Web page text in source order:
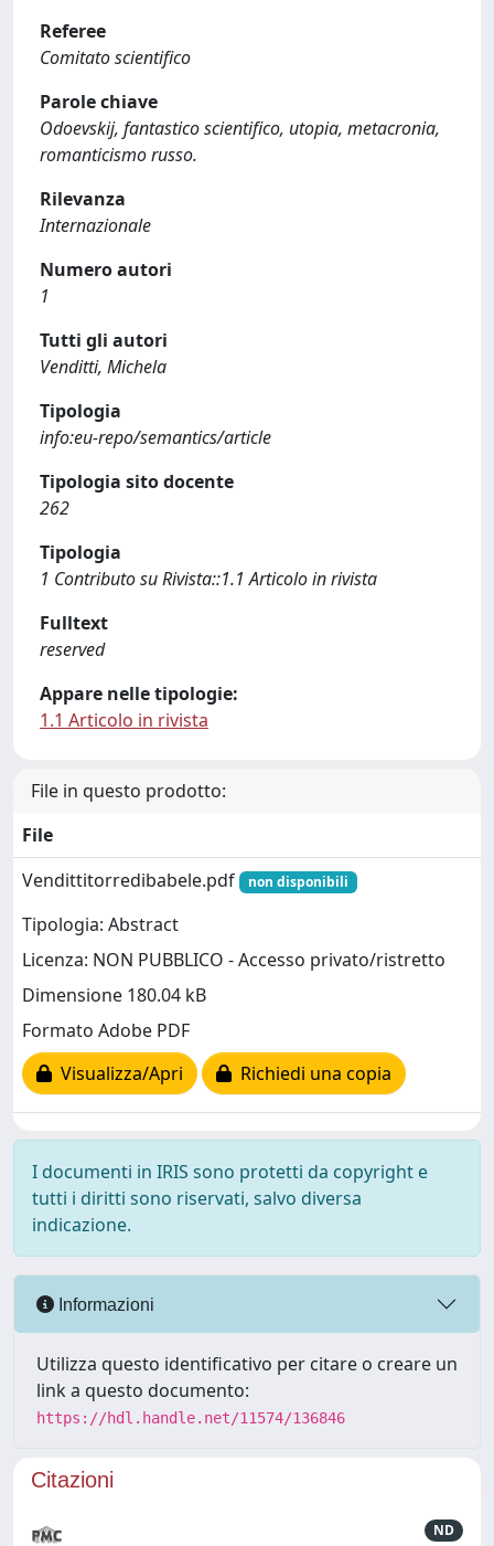
Referee
Comitato scientifico
Parole chiave
Odoevskij, fantastico scientifico, utopia, metacronia,
romanticismo russo.
Rilevanza
Internazionale
Numero autori
1
Tutti gli autori
Venditti, Michela
Tipologia
info:eu-repo/semantics/article
Tipologia sito docente
262
Tipologia
1 Contributo su Rivista::1.1 Articolo in rivista
Fulltext
reserved
Appare nelle tipologie:
1.1 Articolo in rivista
File in questo prodotto:
File
Vendittitorredibabele.pdf
non disponibili
Tipologia: Abstract
Licenza: NON PUBBLICO - Accesso privato/ristretto
Dimensione 180.04 kB
Formato Adobe PDF
Visualizza/Apri
Richiedi una copia
I documenti in IRIS sono protetti da copyright e
tutti i diritti sono riservati, salvo diversa
indicazione.
Informazioni
Utilizza questo identificativo per citare o creare un
link a questo documento:
https://hdl.handle.net/11574/136846
Citazioni
ND